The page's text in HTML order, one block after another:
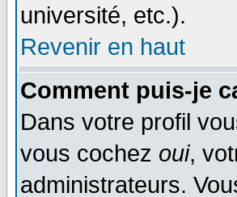
université, etc.).
Revenir en haut
Comment puis-je
Dans votre profil
vous cochez oui,
administrateurs.